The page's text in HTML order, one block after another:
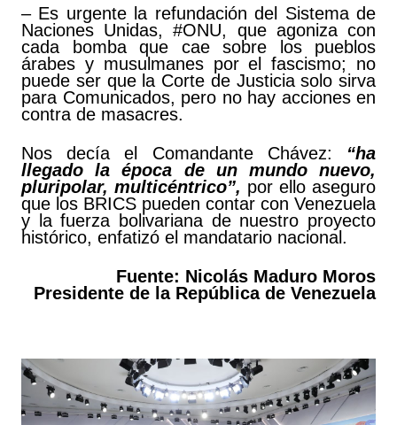
– Es urgente la refundación del Sistema de
Naciones Unidas,#ONU, que agoniza con
cada bomba que cae sobre los pueblos
árabes y musulmanes por el fascismo; no
puede ser que la Corte de Justicia solo sirva
para Comunicados, pero no hay acciones en
contra de masacres.
Nos decía el Comandante Chávez: “ha
llegado la época de un mundo nuevo,
pluripolar, multicéntrico”, por ello aseguro
que los BRICS pueden contar con Venezuela
y la fuerza bolivariana de nuestro proyecto
histórico, enfatizó el mandatario nacional.
Fuente: Nicolás Maduro Moros
Presidente de la República de Venezuela